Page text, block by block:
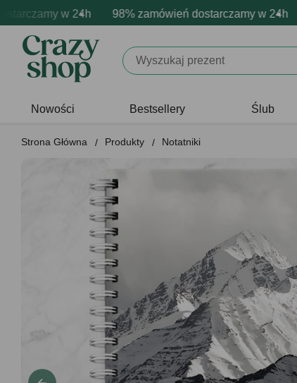
w 24h 98% zamówień dostarczamy w 24h
personalizacja produktów Profesjonalna i
emocje - zawsze udane prezenty Prezentujemy
Nowości Bestsellery Ślub
Strona Główna Produkty
Notatniki